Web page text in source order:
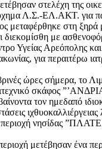
στελέχη της
Λ.Σ.-ΕΛ.ΑΚΤ. για
μεταφέρθηκε στη ξηρά
διεκομίσθη με
Υγείας Αρεόπολης και
για περαιτέρω
ώρες σήμερα, το
σκάφος
τον ημεδαπό
νησίδας
μετέβησαν ένα